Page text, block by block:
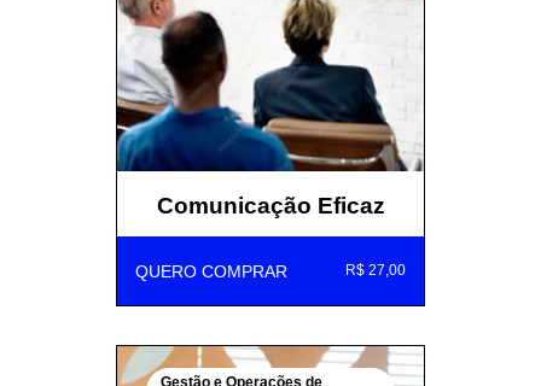
Comunicação Eficaz
QUERO COMPRAR R$ 27,00
Gestão e Operações de